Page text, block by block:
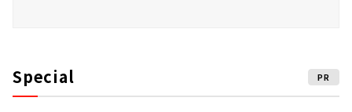
Special PR